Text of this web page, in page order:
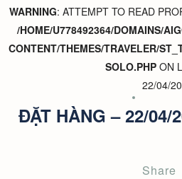
WARNING: ATTEMPT TO READ
/HOME/U778492364/DOMAINS/
CONTENT/THEMES/TRAVELER/
SOLO.PHP ON
22/04/
ĐẶT HÀNG – 22/04/
Share